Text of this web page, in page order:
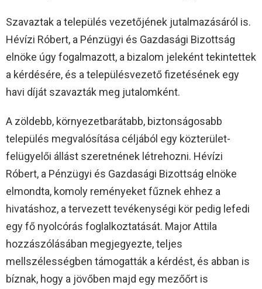
Szavaztak a település vezetőjének jutalmazásáról is.
Hévízi Róbert, a Pénzügyi és Gazdasági Bizottság
elnöke úgy fogalmazott, a bizalom jeleként tekintettek
a kérdésére, és a településvezető fizetésének egy
havi díját szavazták meg jutalomként.
A zöldebb, környezetbarátabb, biztonságosabb
település megvalósítása céljából egy közterület-
felügyelői állást szeretnének létrehozni. Hévízi
Róbert, a Pénzügyi és Gazdasági Bizottság elnöke
elmondta, komoly reményeket fűznek ehhez a
hivatáshoz, a tervezett tevékenységi kör pedig lefedi
egy fő nyolcórás foglalkoztatását. Major Attila
hozzászólásában megjegyezte, teljes
mellszélességben támogatták a kérdést, és abban is
bíznak, hogy a jövőben majd egy mezőőrt is